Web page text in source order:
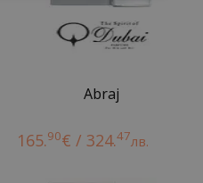
Abraj
165.90€ / 324.47лв.